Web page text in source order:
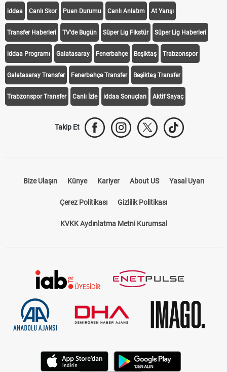
iddaa Canlı Skor Puan Durumu Canlı Anlatım At Yarışı
Transfer Haberleri TV'de Bugün Süper Lig Fikstür Süper Lig Haberleri
iddaa Programı Galatasaray Fenerbahçe Beşiktaş Trabzonspor
Galatasaray Transfer Fenerbahçe Transfer Beşiktaş Transfer
Trabzonspor Transfer Canlı İzle iddaa Sonuçları Aktif Sayaç
Takip Et
Bize Ulaşın Künye Kariyer About US Yasal Uyarı
Çerez Politikası Gizlilik Politikası
KVKK Aydınlatma Metni Kurumsal